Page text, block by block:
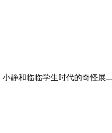
小静和临临学生时代的奇怪展...